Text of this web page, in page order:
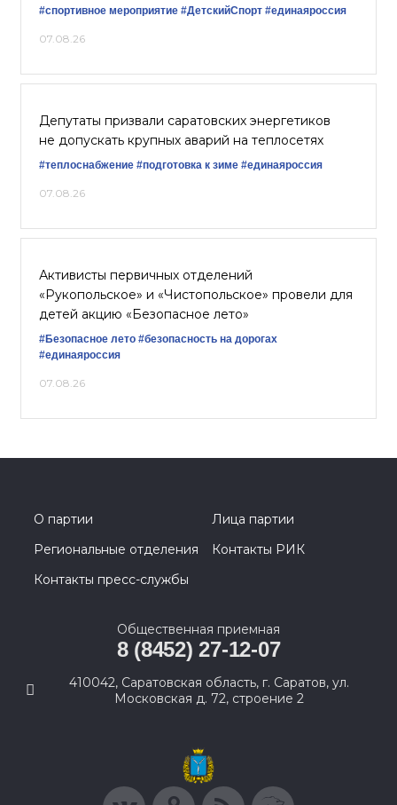
#спортивное мероприятие #ДетскийСпорт #единаяроссия
07.08.26
Депутаты призвали саратовских энергетиков
не допускать крупных аварий на теплосетях
#теплоснабжение #подготовка к зиме #единаяроссия
07.08.26
Активисты первичных отделений
«Рукопольское» и «Чистопольское» провели для
детей акцию «Безопасное лето»
#Безопасное лето #безопасность на дорогах
#единаяроссия
07.08.26
О партии
Лица партии
Региональные отделения
Контакты РИК
Контакты пресс-службы
Общественная приемная
8 (8452) 27-12-07
410042, Саратовская область, г. Саратов, ул.
Московская д. 72, строение 2